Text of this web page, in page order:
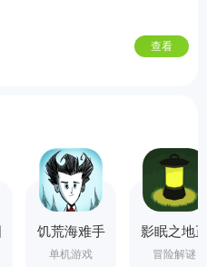
查看
饥荒海难手
机版
单机游戏
影眠之地
式版
冒险解谜